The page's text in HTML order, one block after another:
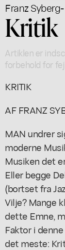
Franz Syberg
Kritik
Artiklen er
forbehold for
KRITIK
AF FRANZ
MAN undrer
moderne
Musiken det
Eller begge
(bortset fra
Vilje? Mange
dette Emne,
Faktor i
det meste: